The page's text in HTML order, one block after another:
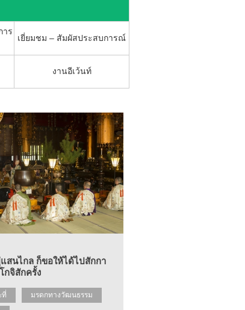
าร
เยี่ยมชม – สัมผัสประสบการณ์
งานอีเว้นท์
สนไกล ก็ขอให้ได้ไปสักกา
กจิสักครั้ง
ที่ มรดกทางวัฒนธรรม